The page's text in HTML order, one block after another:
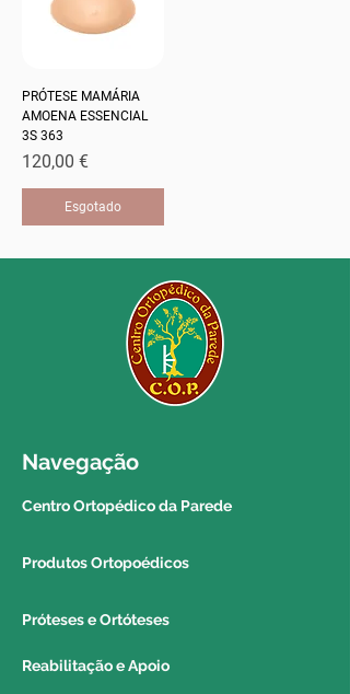
PRÓTESE MAMÁRIA
AMOENA ESSENCIAL
3S 363
Preço
120,00 €
Esgotado
Navegação
Centro Ortopédico da Parede
Produtos Ortopoédicos
Próteses e Ortóteses
Reabilitação e Apoio